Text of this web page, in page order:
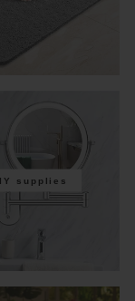
supplies